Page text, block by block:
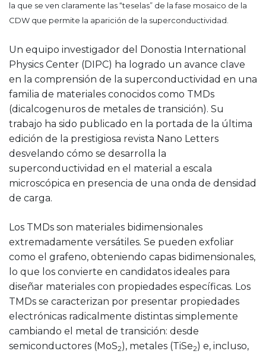
la que se ven claramente las “teselas” de la fase mosaico de la
CDW que permite la aparición de la superconductividad.
Un equipo investigador del Donostia International
Physics Center (DIPC) ha logrado un avance clave
en la comprensión de la superconductividad en una
familia de materiales conocidos como TMDs
(dicalcogenuros de metales de transición). Su
trabajo ha sido publicado en la portada de la última
edición de la prestigiosa revista Nano Letters
desvelando cómo se desarrolla la
superconductividad en el material a escala
microscópica en presencia de una onda de densidad
de carga.
Los TMDs son materiales bidimensionales
extremadamente versátiles. Se pueden exfoliar
como el grafeno, obteniendo capas bidimensionales,
lo que los convierte en candidatos ideales para
diseñar materiales con propiedades específicas. Los
TMDs se caracterizan por presentar propiedades
electrónicas radicalmente distintas simplemente
cambiando el metal de transición: desde
semiconductores (MoS2), metales (TiSe2) e, incluso,